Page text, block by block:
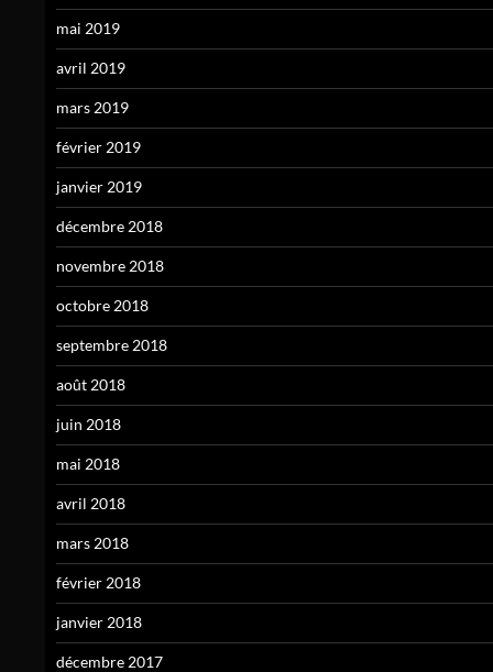
mai 2019
avril 2019
mars 2019
février 2019
janvier 2019
décembre 2018
novembre 2018
octobre 2018
septembre 2018
août 2018
juin 2018
mai 2018
avril 2018
mars 2018
février 2018
janvier 2018
décembre 2017